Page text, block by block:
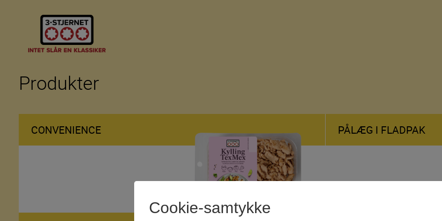
Produkter
CONVENIENCE PÅLÆG I FLADPAK
Cookie-samtykke